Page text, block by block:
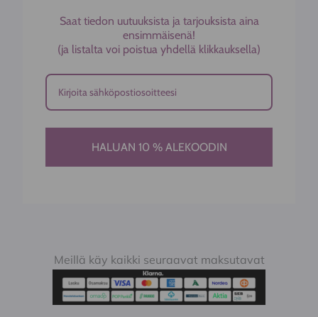
Saat tiedon uutuuksista ja tarjouksista aina
ensimmäisenä!
(ja listalta voi poistua yhdellä klikkauksella)
HALUAN 10 % ALEKOODIN
Meillä käy kaikki seuraavat maksutavat